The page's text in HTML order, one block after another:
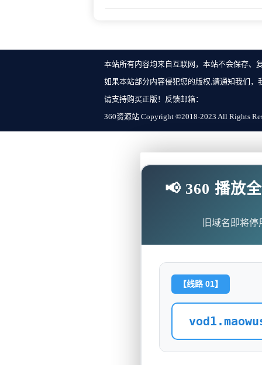
本站所有内容均来自互联网，本站不会保存、
如果本站部分内容侵犯您的版权,请通知我们
请支持购买正版！反馈邮箱：
360资源站 Copyright ©2018-2023 All Rights
📢 360 播放
旧域名即将
【线路 01】